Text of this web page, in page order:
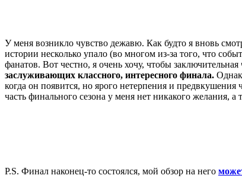
У меня возникло чувство дежавю. Как будто я вновь
истории несколько упало (во многом из-за того, что
фанатов. Вот честно, я очень хочу, чтобы
заслуживающих классного, интересного финала.
когда он появится, но ярого нетерпения и
часть финального сезона у меня нет никакого желания,
P.S. Финал наконец-то состоялся, мой обзор на него